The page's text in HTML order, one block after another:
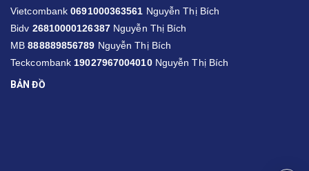
Vietcombank0691000363561 Nguyễn Thị Bích
Bidv 26810000126387Nguyễn Thị Bích
MB888889856789 Nguyễn Thị Bích
Teckcombank19027967004010Nguyễn Thị Bích
BẢN ĐỒ